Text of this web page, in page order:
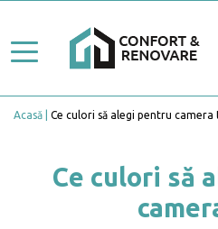
Renovare
Dormitor
Baie
Cameră de zi
Ghid Lucrări
Top Proiecte
Caută Expert
Acasă Ce culori să alegi pentru camera
Ce culori să